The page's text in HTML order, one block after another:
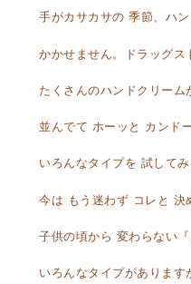
手がカサカサの 季節、ハ
かかせません。ドラッグス
たくさんのハンドクリーム
並んでて ホーッと カンド
いろんなタイプを 試して
今は もう迷わず コレと 決
子供の頃から 変わらない『
いろんなタイプがあります